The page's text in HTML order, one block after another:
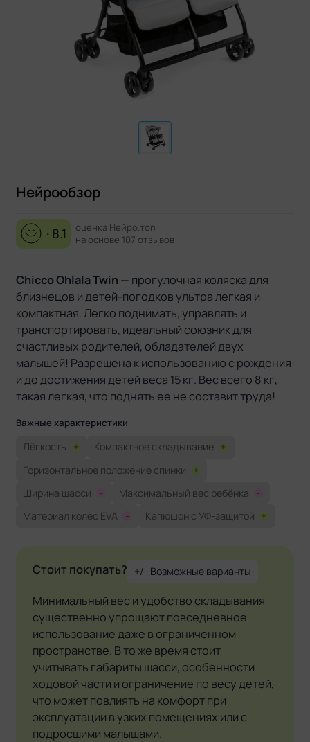
Нейрообзор
· 8.1
оценка Нейро.топ
на основе 107 отзывов
Chicco Ohlala Twin — прогулочная коляска для
близнецов и детей-погодков ультра легкая и
компактная. Легко поднимать, управлять и
транспортировать, идеальный союзник для
счастливых родителей, обладателей двух
малышей! Разрешена к использованию с рождения
и до достижения детей веса 15 кг. Вес всего 8 кг,
такая легкая, что поднять ее не составит труда!
Важные характеристики
Лёгкость + Компактное складывание +
Горизонтальное положение спинки +
Ширина шасси
- Максимальный вес ребёнка
-
Материал колёс EVA
- Капюшон с УФ-защитой +
Стоит покупать? +/- Возможные варианты
Минимальный вес и удобство складывания
существенно упрощают повседневное
использование даже в ограниченном
пространстве. В то же время стоит
учитывать габариты шасси, особенности
ходовой части и ограничение по весу детей,
что может повлиять на комфорт при
эксплуатации в узких помещениях или с
подросшими малышами.